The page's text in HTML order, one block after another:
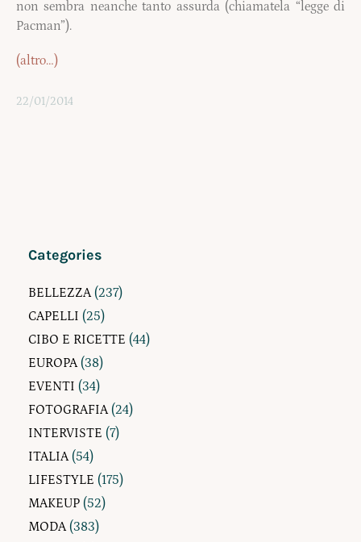
non sembra neanche tanto assurda (chiamatela “legge di
Pacman”).
(altro…)
22/01/2014
Categories
BELLEZZA(237)
CAPELLI (25)
CIBO E RICETTE (44)
EUROPA(38)
EVENTI (34)
FOTOGRAFIA(24)
INTERVISTE (7)
ITALIA(54)
LIFESTYLE (175)
MAKEUP (52)
MODA(383)